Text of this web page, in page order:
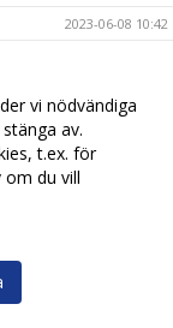
2023-06-08 10:42
2023-06-07 22:32
2023-06-06 16:03
2023-06-06 16:00
vi nödvändiga
av.
t.ex. för
du vill